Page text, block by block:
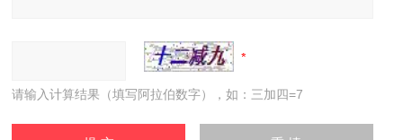
请输入计算结果（填写阿拉伯数字），如：三加四=7